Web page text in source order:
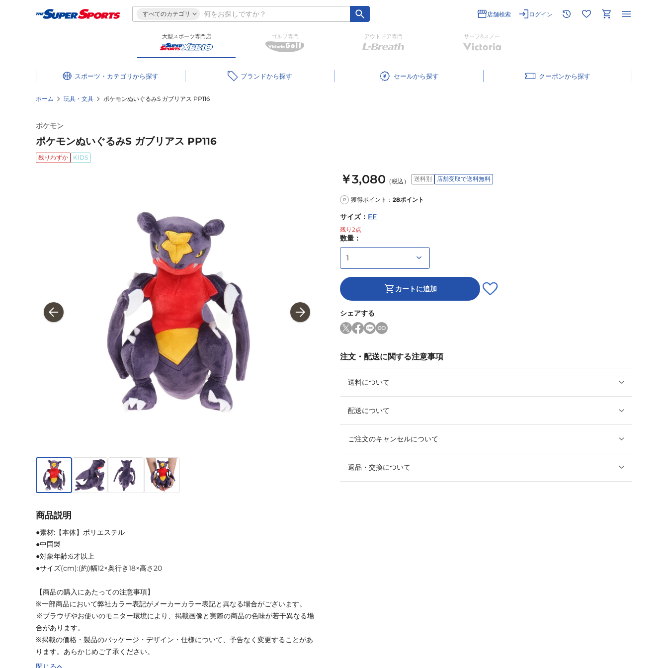
すべてのカテゴリ 店舗検索 ログイン
大型スポーツ専門店 ゴルフ専門 アウトドア専門 サーフ&スノー
スポーツ・カテゴリ ブランド セール クーポン
ホーム 玩具・文具 ポケモンぬいぐるみS ガブリアス PP116
ポケモン
ポケモンぬいぐるみS ガブリアス PP116
残りわずか KIDS
￥3,080 （税込） 送料別 店舗受取で送料無料
P 獲得ポイント： 28ポイント
サイズ： FF
残り 2 点
数量：
カートに追加
シェアする
注文・配送に関する注意事項
送料について
配送について
ご注文のキャンセルについて
返品・交換について
商品説明
●素材:【本体】ポリエステル
●中国製
●対象年齢:6才以上
●サイズ(cm):(約)幅12×奥行き18×高さ20
【商品の購入にあたっての注意事項】
※一部商品において弊社カラー表記がメーカーカラー表記と異なる場合がございます。
※ブラウザやお使いのモニター環境により、掲載画像と実際の商品の色味が若干異なる場
合があります。
※掲載の価格・製品のパッケージ・デザイン・仕様について、予告なく変更することがあ
ります。あらかじめご了承ください。